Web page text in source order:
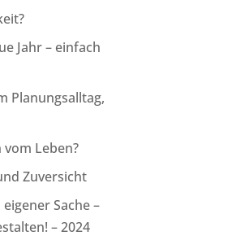
Jahr – einfach
Planungsalltag,
Leben?
Zuversicht
Sache –
– 2024